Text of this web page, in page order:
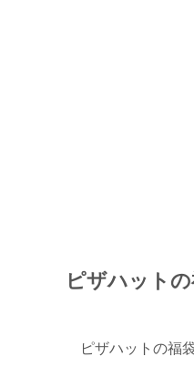
ピザハット
ピザハットの福